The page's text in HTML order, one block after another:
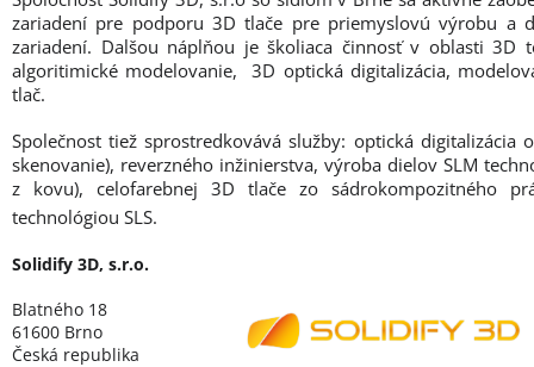
zariadení pre podporu 3D tlače pre priemyslovú výrobu a
zariadení. Dalšou náplňou je školiaca činnosť v oblasti 3D
algoritimické modelovanie, 3D optická digitalizácia,
tlač.
Společnost tiež sprostredkovává služby: optická digitalizácia
skenovanie), reverzného inžinierstva, výroba dielov SLM
z kovu), celofarebnej 3D tlače zo sádrokompozitného
technológiou SLS.
Solidify 3D, s.r.o.
Blatného 18
61600 Brno
Česká republika